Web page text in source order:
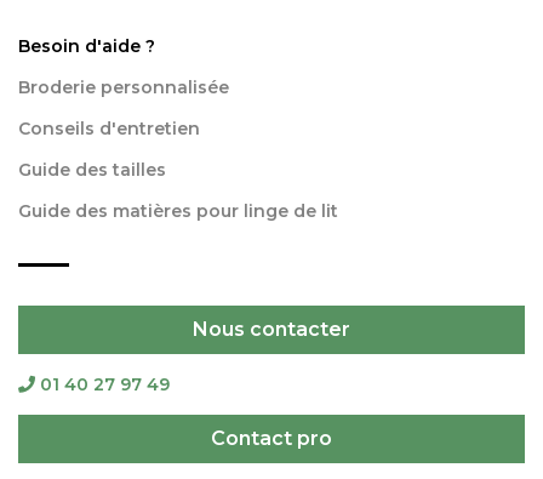
Besoin d'aide ?
Broderie personnalisée
Conseils d'entretien
Guide des tailles
Guide des matières pour linge de lit
Nous contacter
01 40 27 97 49
Contact pro